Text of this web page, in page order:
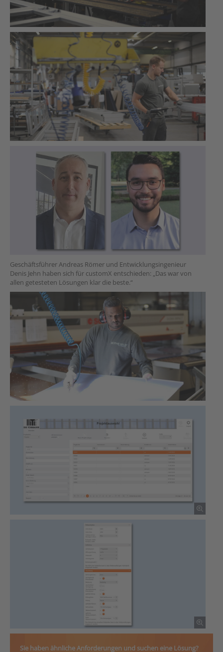
Geschäftsführer Andreas Römer und Entwicklungsingenieur
Denis Jehn haben sich für customX entschieden: „Das war von
allen getesteten Lösungen klar die beste.“
Sie haben ähnliche Anforderungen und suchen eine Lösung?